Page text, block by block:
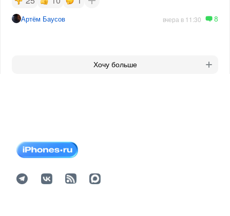
Артём Баусов вчера в 11:30 8
Хочу больше